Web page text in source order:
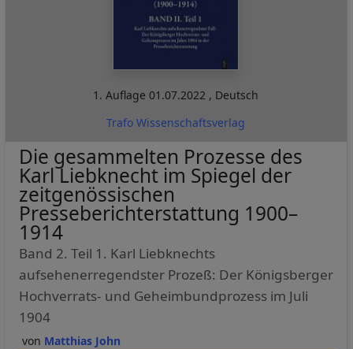
1. Auflage01.07.2022 , Deutsch
Trafo Wissenschaftsverlag
Matthias John
Die gesammelten Prozesse des
Karl Liebknecht im Spiegel der
zeitgenössischen
Presseberichterstattung 1900–
1914
Band 2. Teil 1. Karl Liebknechts
aufsehenerregendster Prozeß: Der Königsberger
Hochverrats- und Geheimbundprozess im Juli
1904